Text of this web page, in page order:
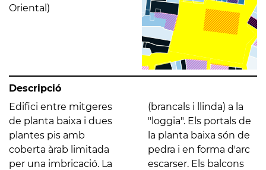
Oriental)
Descripció
Edifici entre mitgeres
de planta baixa i dues
plantes pis amb
coberta àrab limitada
per una imbricació. La
(brancals i llinda) a la
"loggia". Els portals de
la planta baixa són de
pedra i en forma d'arc
escarser. Els balcons